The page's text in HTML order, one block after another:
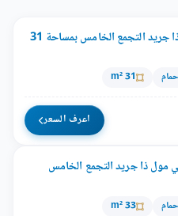
إحجز محلك بمول ذا جريد التجمع الخامس بمساحة 31
31 m²
اعرف السعر
ذا جريد التجمع الخامس
33 m²